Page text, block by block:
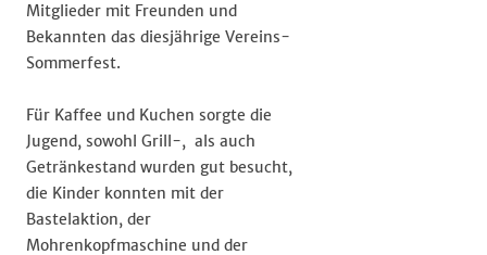
Mitglieder mit Freunden und
Bekannten das diesjährige Vereins-
Sommerfest.
Für Kaffee und Kuchen sorgte die
Jugend, sowohl Grill-, als auch
Getränkestand wurden gut besucht,
die Kinder konnten mit der
Bastelaktion, der
Mohrenkopfmaschine und der